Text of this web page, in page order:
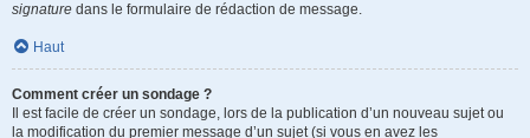
signature dans le formulaire de rédaction de message.
Haut
Comment créer un sondage ?
Il est facile de créer un sondage, lors de la publication d’un nouveau sujet ou
la modification du premier message d’un sujet (si vous en avez les